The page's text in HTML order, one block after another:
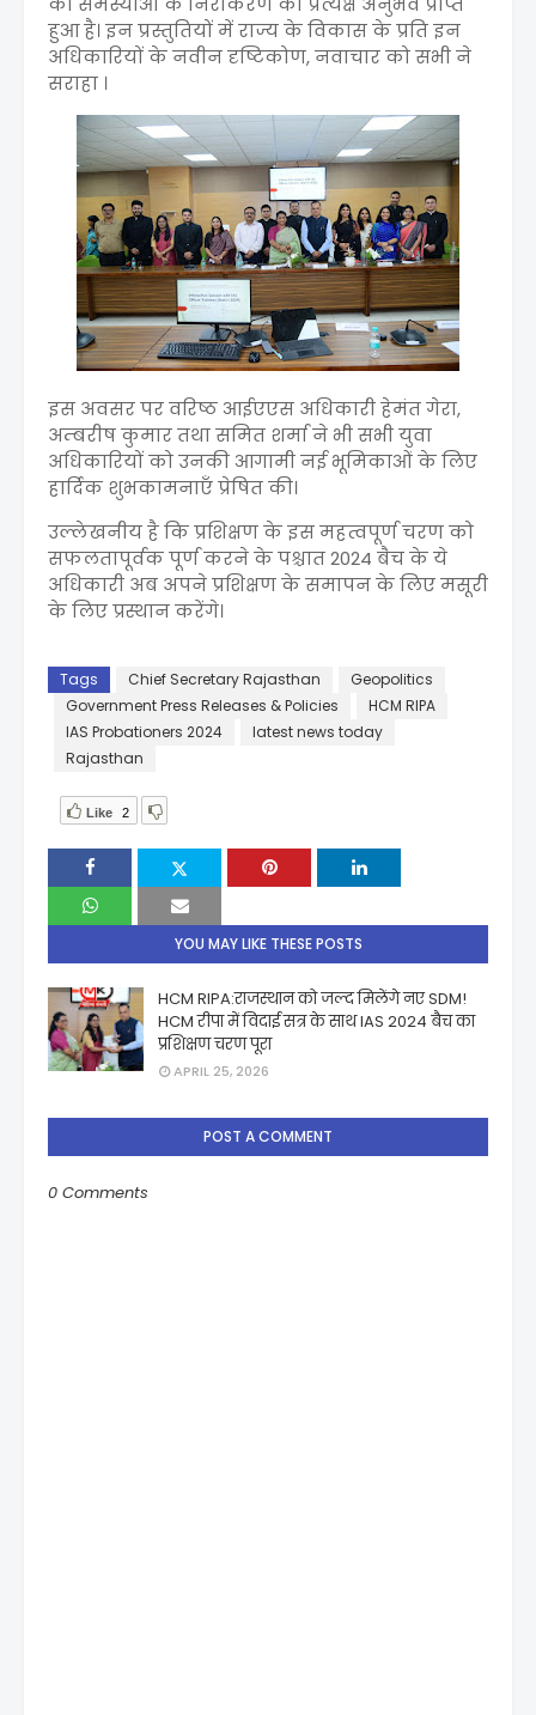
हुआ है। इन प्रस्तुतियों में राज्य के विकास के प्रति इन
अधिकारियों के नवीन दृष्टिकोण, नवाचार को सभी ने
सराहा ।
इस अवसर पर वरिष्ठ आईएएस अधिकारी हेमंत गेरा,
अम्बरीष कुमार तथा समित शर्मा ने भी सभी युवा
अधिकारियों को उनकी आगामी नई भूमिकाओं के लिए
हार्दिक शुभकामनाएँ प्रेषित की।
उल्लेखनीय है कि प्रशिक्षण के इस महत्वपूर्ण चरण को
सफलतापूर्वक पूर्ण करने के पश्चात 2024 बैच के ये
अधिकारी अब अपने प्रशिक्षण के समापन के लिए मसूरी
के लिए प्रस्थान करेंगे।
Tags Chief Secretary Rajasthan
Geopolitics
Government Press Releases & Policies
HCM RIPA
IAS Probationers 2024
latest news today
Rajasthan
Like 2
YOU MAY LIKE THESE POSTS
HCM RIPA:राजस्थान को जल्द मिलेंगे नए SDM!
HCM रीपा में विदाई सत्र के साथ IAS 2024 बैच का
प्रशिक्षण चरण पूरा
APRIL 25, 2026
POST A COMMENT
0 Comments